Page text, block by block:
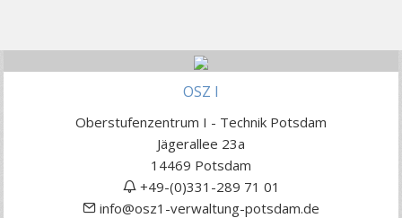
OSZ I
Oberstufenzentrum I - Technik Potsdam
Jägerallee 23a
14469 Potsdam
+49-(0)331-289 71 01
info@osz1-verwaltung-potsdam.de